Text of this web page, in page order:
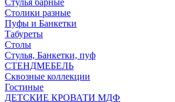
Столики разные
Пуфы и Банкетки
Табуреты
Столы
Стулья, Банкетки, пуф
СТЕНДМЕБЕЛЬ
Сквозные коллекции
Гостиные
ДЕТСКИЕ КРОВАТИ МДФ